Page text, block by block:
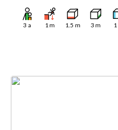
3 a 1m 1.5 m 3 m 1